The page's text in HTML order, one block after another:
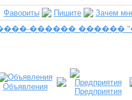
Фавориты Пишите Зачем
Объявления
Предприятия